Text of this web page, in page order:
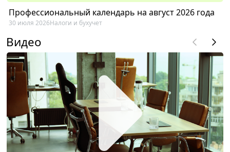
Профессиональный календарь на август 2026 года
30 июля 2026Налоги и бухучет
Видео